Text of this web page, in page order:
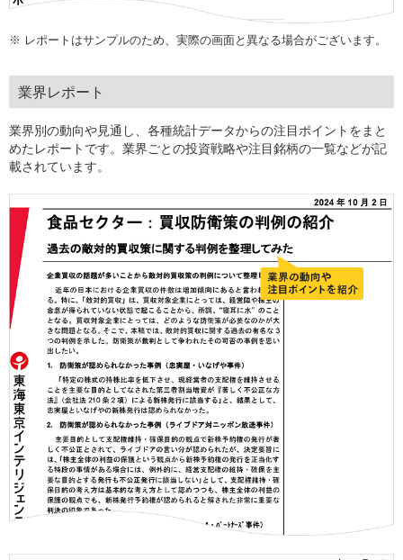
※ レポートはサンプルのため、実際の画面と異なる場合がございます。
業界レポート
業界別の動向や見通し、各種統計データからの注目ポイントをまと
めたレポートです。業界ごとの投資戦略や注目銘柄の一覧などが記
載されています。